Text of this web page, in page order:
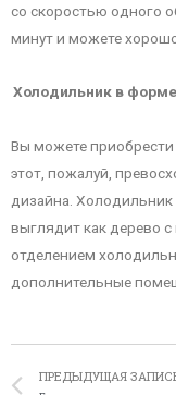
со скоростью одного
минут и можете
Холодильник в
Вы можете
этот, пожалуй,
дизайна.
выглядит как дерево
отделением
дополнительные
ПРЕДЫДУЩАЯ